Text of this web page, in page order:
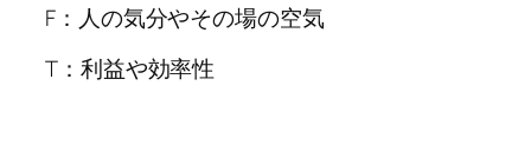
F：人の気分やその場の空気
T：利益や効率性